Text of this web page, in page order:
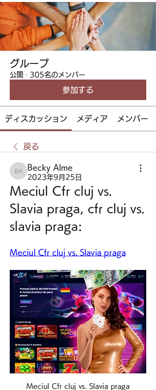
グループ
公開 · 305名のメンバー
参加する
ディスカッション メディア メンバー
戻る
Becky Alme
Becky Alme
2023年9月25日
Meciul Cfr cluj vs.
Slavia praga, cfr cluj vs.
slavia praga:
Meciul Cfr cluj vs. Slavia praga
Meciul Cfr cluj vs. Slavia praga